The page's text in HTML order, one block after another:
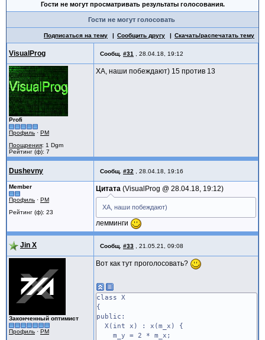
Гости не могут просматривать результаты голосования.
Гости не могут голосовать
Подписаться на тему Сообщить другу Скачать/распечатать тему
VisualProg Сообщ. #31 28.04.18, 19:12
Profi
Профиль · PM
Поощрения: 1 Dgm
Рейтинг (ф): 7
ХА, наши побеждают) 15 против 13
Dushevny Сообщ. #32 28.04.18, 19:16
Member
Профиль · PM
Рейтинг (ф): 23
Цитата VisualProg @ 28.04.18, 19:12
ХА, наши побеждают)
лемминги
Jin X Сообщ. #33 21.05.21, 09:08
Законченный оптимист
Профиль · PM
Вот как тут проголосовать?
class X
{
public:
X(int x) : x(m_x) {
m_y = 2 * m_x;